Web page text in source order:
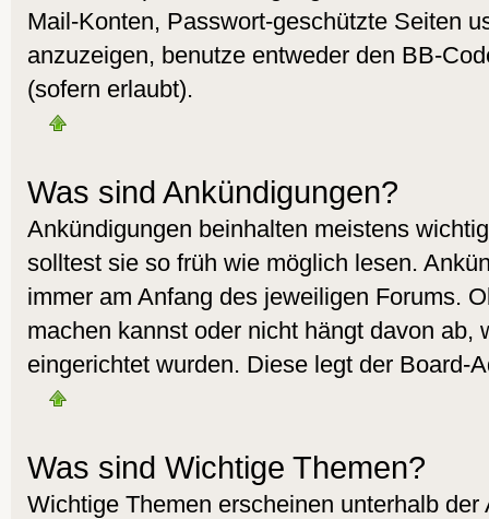
Mail-Konten, Passwort-geschützte Seiten
anzuzeigen, benutze entweder den BB-
(sofern erlaubt).
Was sind Ankündigungen?
Ankündigungen beinhalten meistens
solltest sie so früh wie möglich lesen.
immer am Anfang des jeweiligen Forums.
machen kannst oder nicht hängt davon ab,
eingerichtet wurden. Diese legt der Board-
Was sind Wichtige Themen?
Wichtige Themen erscheinen unterhalb der